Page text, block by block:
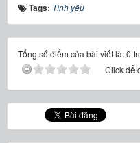
Tags: Tình yêu
Tổng số điểm của bài viết là: 0
Click để